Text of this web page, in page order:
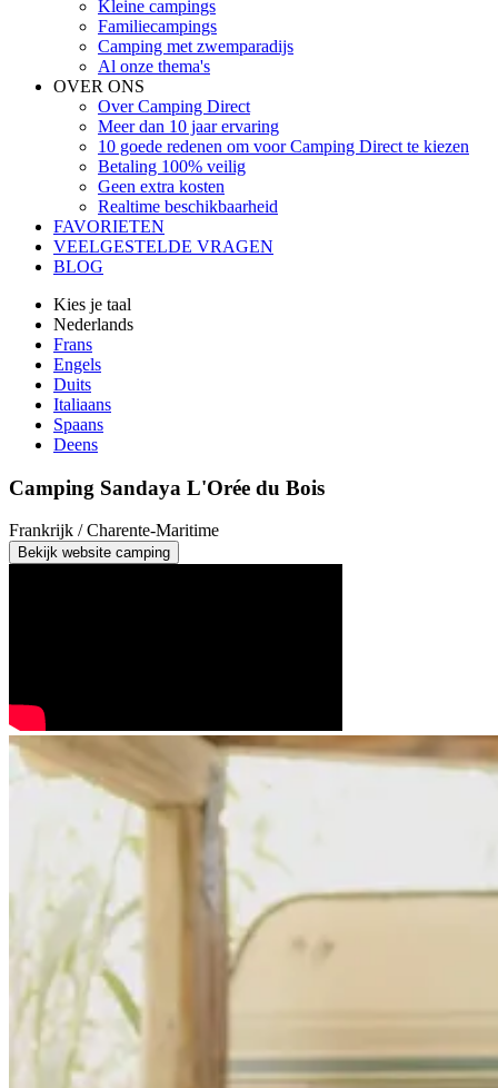
Kleine campings
Familiecampings
Camping met zwemparadijs
Al onze thema's
OVER ONS
Over Camping Direct
Meer dan 10 jaar ervaring
10 goede redenen om voor Camping Direct te kiezen
Betaling 100% veilig
Geen extra kosten
Realtime beschikbaarheid
FAVORIETEN
VEELGESTELDE VRAGEN
BLOG
Kies je taal
Nederlands
Frans
Engels
Duits
Italiaans
Spaans
Deens
Camping Sandaya L'Orée du Bois
Frankrijk / Charente-Maritime
Bekijk website camping